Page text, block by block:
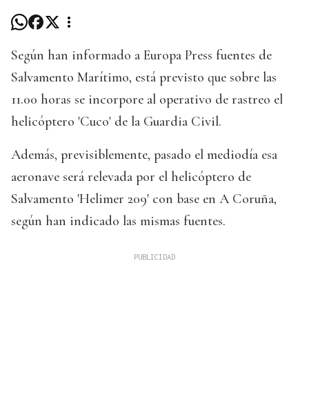
Según han informado a Europa Press fuentes de
Salvamento Marítimo, está previsto que sobre las
11.00 horas se incorpore al operativo de rastreo el
helicóptero 'Cuco' de la Guardia Civil.
Además, previsiblemente, pasado el mediodía esa
aeronave será relevada por el helicóptero de
Salvamento 'Helimer 209' con base en A Coruña,
según han indicado las mismas fuentes.